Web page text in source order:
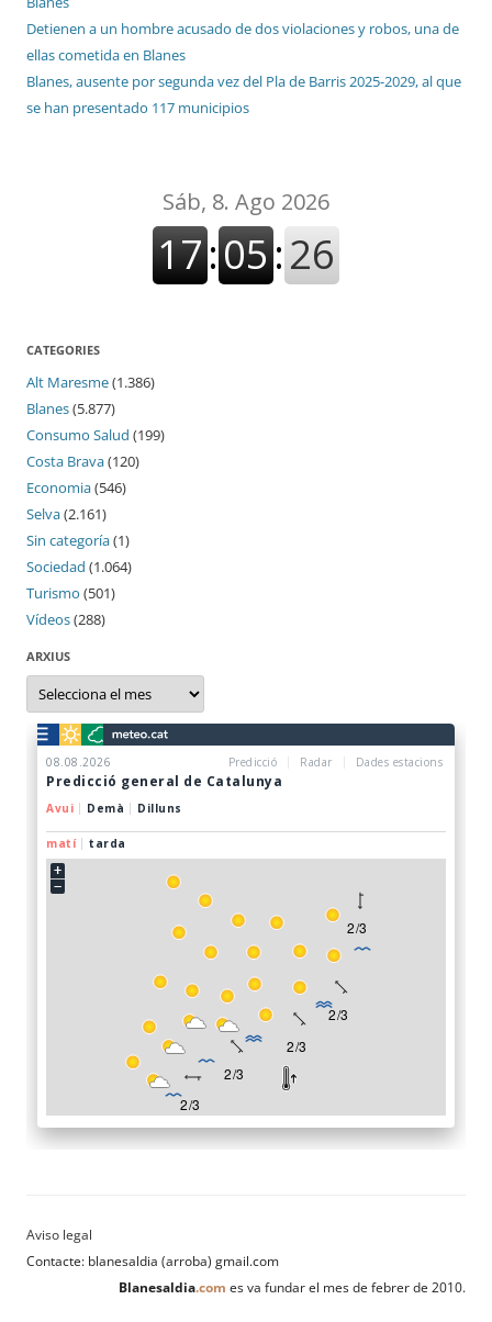
Detienen a un hombre acusado de dos violaciones y robos, una de
ellas cometida en Blanes
Blanes, ausente por segunda vez del Pla de Barris 2025-2029, al que
se han presentado 117 municipios
CATEGORIES
Alt Maresme(1.386)
Blanes(5.877)
Consumo Salud (199)
Costa Brava(120)
Economia(546)
Selva(2.161)
Sin categoría(1)
Sociedad (1.064)
Turismo (501)
Vídeos(288)
ARXIUS
Arxius
Contacte: blanesaldia (arroba) gmail.com
Blanesaldia.com es va fundar el mes de febrer de 2010.